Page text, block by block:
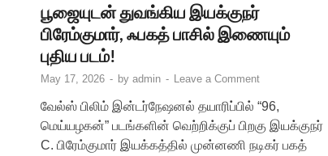
பூஜையுடன் துவங்கிய இயக்குநர்
பிரேம்குமார், ஃபகத் பாசில் இணையும்
புதிய படம்!
May 17, 2026 - by admin - Leave a Comment
வேல்ஸ் பிலிம் இன்டர்நேஷனல் தயாரிப்பில் “96,
மெய்யழகன்” படங்களின் வெற்றிக்குப் பிறகு இயக்குநர்
C. பிரேம்குமார் இயக்கத்தில் முன்னணி நடிகர் பகத்